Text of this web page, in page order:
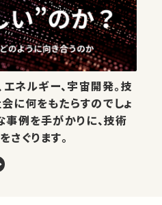
エネルギー、宇宙開発。技
に何をもたらすのでしょ
事例を手がかりに、技術
ぐります。